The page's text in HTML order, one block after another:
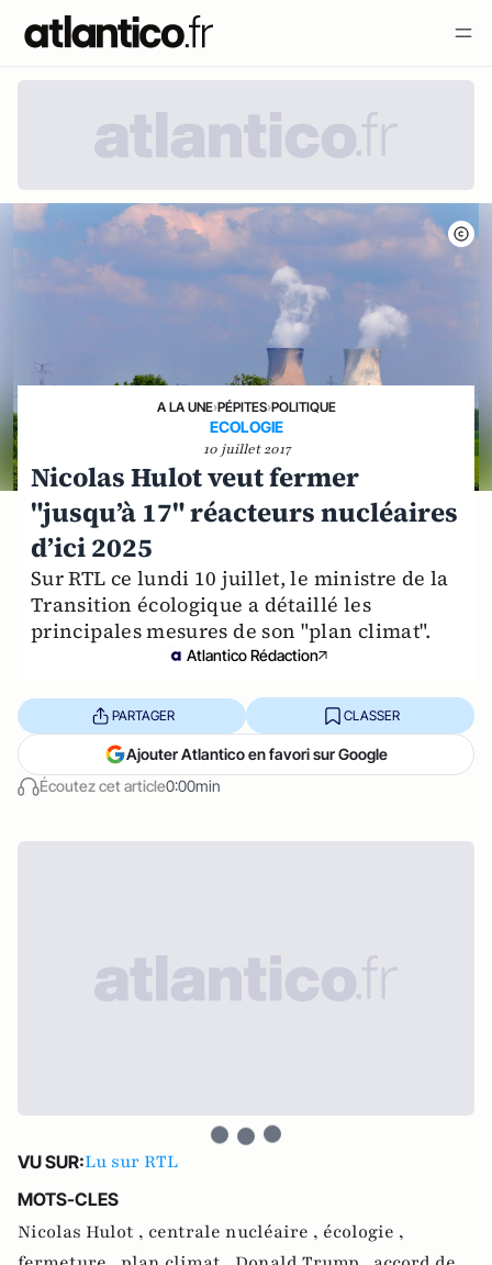
A LA UNE›PÉPITES›POLITIQUE
ECOLOGIE
10 juillet 2017
Nicolas Hulot veut fermer
"jusqu’à 17" réacteurs nucléaires
d’ici 2025
Sur RTL ce lundi 10 juillet, le ministre de la
Transition écologique a détaillé les
principales mesures de son "plan climat".
Atlantico Rédaction
Écoutez cet article0:00min
PARTAGER CLASSER
Ajouter Atlantico en favori sur Google
VU SUR:Lu sur RTL
MOTS-CLES
Nicolas Hulot , centrale nucléaire , écologie ,